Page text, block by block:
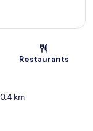
Restaurants
km